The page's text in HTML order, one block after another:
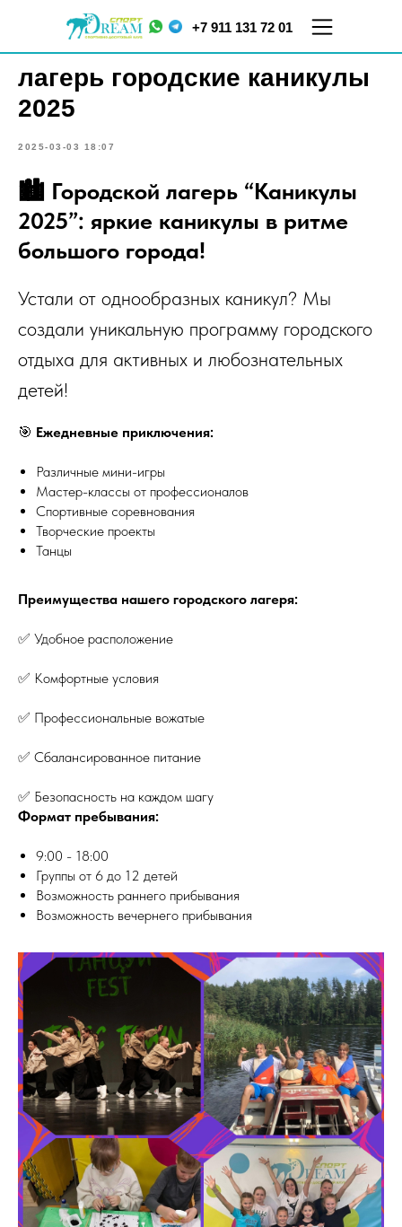
ул. Меркурьева, д. 7
ТЦ "Парнас", 5 этаж
+7 911 131 72 01
лагерь городские каникулы
2025
2025-03-03 18:07
🏙️ Городской лагерь “Каникулы
2025”: яркие каникулы в ритме
большого города!
Устали от однообразных каникул? Мы
создали уникальную программу городского
отдыха для активных и любознательных
детей!
🎯 Ежедневные приключения:
Различные мини-игры
Мастер-классы от профессионалов
Спортивные соревнования
Творческие проекты
Танцы
Преимущества нашего городского лагеря:
✅ Удобное расположение
✅ Комфортные условия
✅ Профессиональные вожатые
✅ Сбалансированное питание
✅ Безопасность на каждом шагу
Формат пребывания:
9:00 - 18:00
Группы от 6 до 12 детей
Возможность раннего прибывания
Возможность вечернего прибывания